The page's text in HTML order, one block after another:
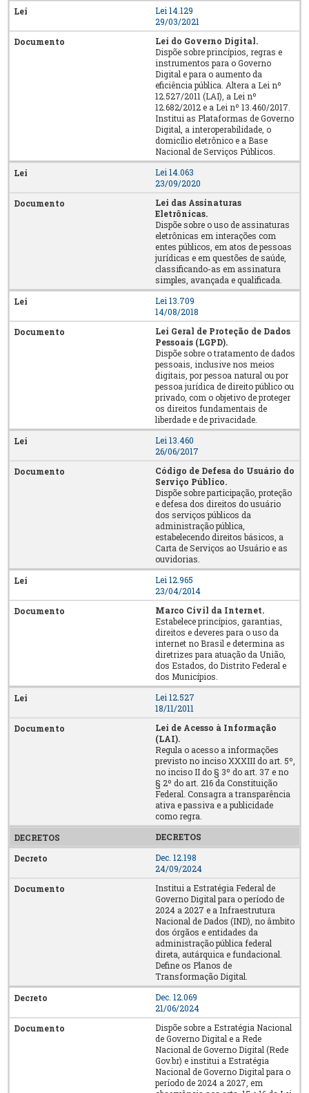
Lei 14.129
29/03/2021
Lei do Governo Digital.
Dispõe sobre princípios, regras e
instrumentos para o Governo
Digital e para o aumento da
eficiência pública. Altera a Lei nº
12.527/2011 (LAI), a Lei nº
12.682/2012 e a Lei nº 13.460/2017.
Institui as Plataformas de Governo
Digital, a interoperabilidade, o
domicílio eletrônico e a Base
Nacional de Serviços Públicos.
Lei 14.063
23/09/2020
Lei das Assinaturas
Eletrônicas.
Dispõe sobre o uso de assinaturas
eletrônicas em interações com
entes públicos, em atos de pessoas
jurídicas e em questões de saúde,
classificando-as em assinatura
simples, avançada e qualificada.
Lei 13.709
14/08/2018
Lei Geral de Proteção de Dados
Pessoais (LGPD).
Dispõe sobre o tratamento de dados
pessoais, inclusive nos meios
digitais, por pessoa natural ou por
pessoa jurídica de direito público ou
privado, com o objetivo de proteger
os direitos fundamentais de
liberdade e de privacidade.
Lei 13.460
26/06/2017
Código de Defesa do Usuário do
Serviço Público.
Dispõe sobre participação, proteção
e defesa dos direitos do usuário
dos serviços públicos da
administração pública,
estabelecendo direitos básicos, a
Carta de Serviços ao Usuário e as
ouvidorias.
Lei 12.965
23/04/2014
Marco Civil da Internet.
Estabelece princípios, garantias,
direitos e deveres para o uso da
internet no Brasil e determina as
diretrizes para atuação da União,
dos Estados, do Distrito Federal e
dos Municípios.
Lei 12.527
18/11/2011
Lei de Acesso à Informação
(LAI).
Regula o acesso a informações
previsto no inciso XXXIII do art. 5º,
no inciso II do § 3º do art. 37 e no
§ 2º do art. 216 da Constituição
Federal. Consagra a transparência
ativa e passiva e a publicidade
como regra.
DECRETOS
Dec. 12.198
24/09/2024
Institui a Estratégia Federal de
Governo Digital para o período de
2024 a 2027 e a Infraestrutura
Nacional de Dados (IND), no âmbito
dos órgãos e entidades da
administração pública federal
direta, autárquica e fundacional.
Define os Planos de
Transformação Digital.
Dec. 12.069
21/06/2024
Dispõe sobre a Estratégia Nacional
de Governo Digital e a Rede
Nacional de Governo Digital (Rede
Gov.br) e institui a Estratégia
Nacional de Governo Digital para o
período de 2024 a 2027, em